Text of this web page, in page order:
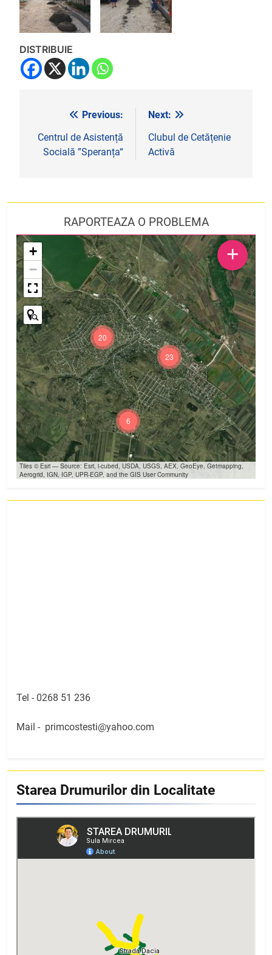
DISTRIBUIE
Navigare
în
Previous:
Centrul de Asistență
Socială ”Speranța“
Next:
Clubul de Cetățenie
Activă
RAPORTEAZA O PROBLEMA
23
20
6
+
−
Tiles © Esri — Source: Esri, i-cubed, USDA, USGS, AEX, GeoEye, Getmapping,
Aerogrid, IGN, IGP, UPR-EGP, and the GIS User Community
+
Tel - 0268 51 236
Mail - primcostesti@yahoo.com
Starea Drumurilor din Localitate